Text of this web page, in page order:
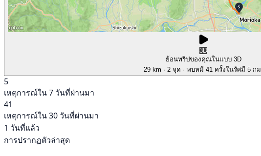
3D
ย้อนทริปของคุณในแบบ 3D
29 km · 2 จุด · พบหมี 41 ครั้งในรัศมี 5 กม.
5
เหตุการณ์ใน 7 วันที่ผ่านมา
41
เหตุการณ์ใน 30 วันที่ผ่านมา
1 วันที่แล้ว
การปรากฏตัวล่าสุด